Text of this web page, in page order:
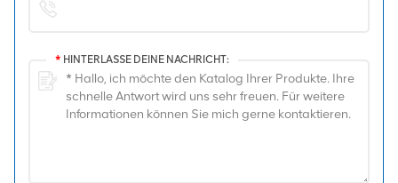
* HINTERLASSE DEINE NACHRICHT: